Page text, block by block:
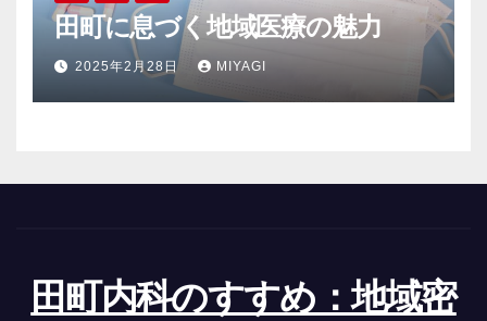
田町に息づく地域医療の魅力
2025年2月28日 MIYAGI
田町内科のすすめ：地域密